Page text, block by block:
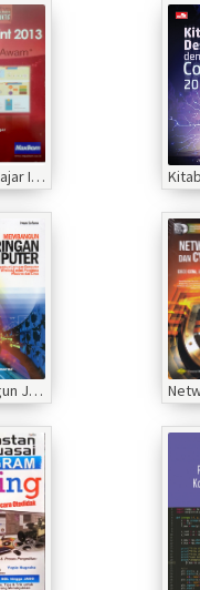
7 Jam Belajar Interaktif Power Point 2013 Untuk Orang Awam
Membangun Jaringan Komputer